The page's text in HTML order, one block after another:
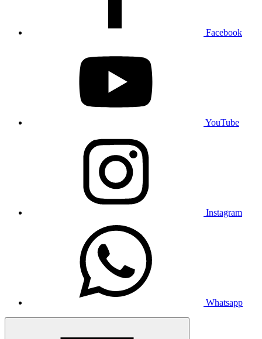
Facebook
YouTube
Instagram
Whatsapp